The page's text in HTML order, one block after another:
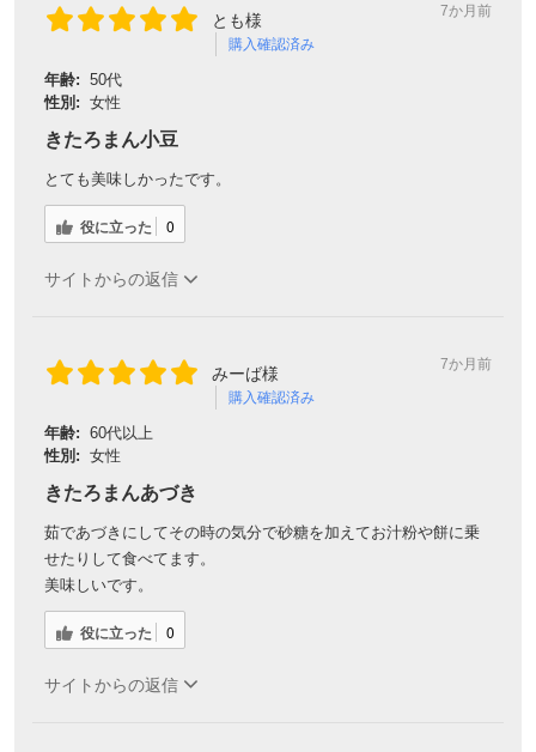
とも様
購入確認済み
7か月前
年齢: 50代
性別: 女性
きたろまん小豆
とても美味しかったです。
役に立った 0
サイトからの返信
みーば様
購入確認済み
7か月前
年齢: 60代以上
性別: 女性
きたろまんあづき
茹であづきにしてその時の気分で砂糖を加えてお汁粉や餅に乗
せたりして食べてます。
美味しいです。
役に立った 0
サイトからの返信
対象者：かわしま屋で初めてお買い物をされる方
利用条件：3,000円以上のお買い物でご利用いただけます
※他のクーポンとの併用はできません
クーポンのご利用方法はこちら >>